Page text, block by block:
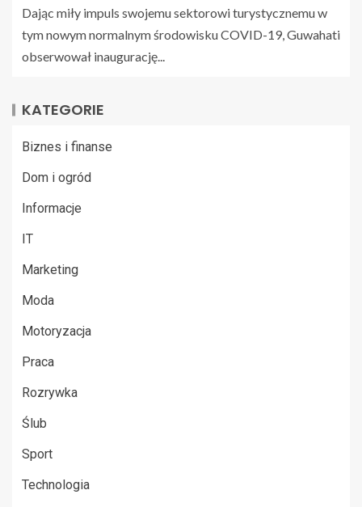
Dając miły impuls swojemu sektorowi turystycznemu w
tym nowym normalnym środowisku COVID-19, Guwahati
obserwował inaugurację...
KATEGORIE
Biznes i finanse
Dom i ogród
Informacje
IT
Marketing
Moda
Motoryzacja
Praca
Rozrywka
Ślub
Sport
Technologia